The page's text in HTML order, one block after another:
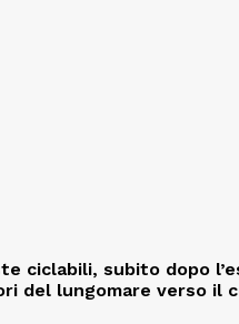
ciclabili, subito dopo
del lungomare verso il